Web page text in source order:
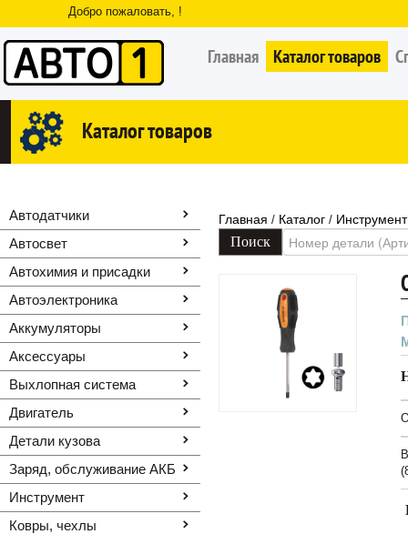
Добро пожаловать, !
Главная Каталог товаров
Каталог товаров
Автодатчики
Автосвет
Автохимия и присадки
Автоэлектроника
Аккумуляторы
Аксессуары
Выхлопная система
Двигатель
Детали кузова
Заряд, обслуживание АКБ
Инструмент
Ковры, чехлы
Главная / Каталог / Инструмент